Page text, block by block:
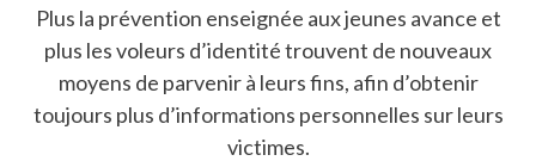
Plus la prévention enseignée aux jeunes avance et
plus les voleurs d’identité trouvent de nouveaux
moyens de parvenir à leurs fins, afin d’obtenir
toujours plus d’informations personnelles sur leurs
victimes.